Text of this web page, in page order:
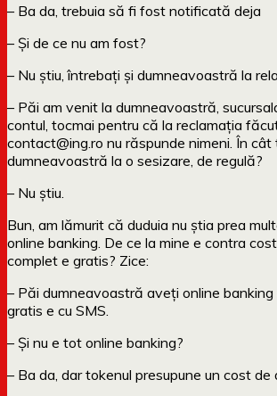
– Ba da, trebuia să fi fost notificată deja
– Și de ce nu am fost?
– Nu știu, întrebați și dumneavoastră la
– Păi am venit la dumneavoastră,
contul, tocmai pentru că la reclamația
contact@ing.ro nu răspunde nimeni. În
dumneavoastră la o sesizare, de regulă?
– Nu știu.
Bun, am lămurit că duduia nu știa prea
online banking. De ce la mine e contra
complet e gratis? Zice:
– Păi dumneavoastră aveți online
gratis e cu SMS.
– Și nu e tot online banking?
– Ba da, dar tokenul presupune un cost de